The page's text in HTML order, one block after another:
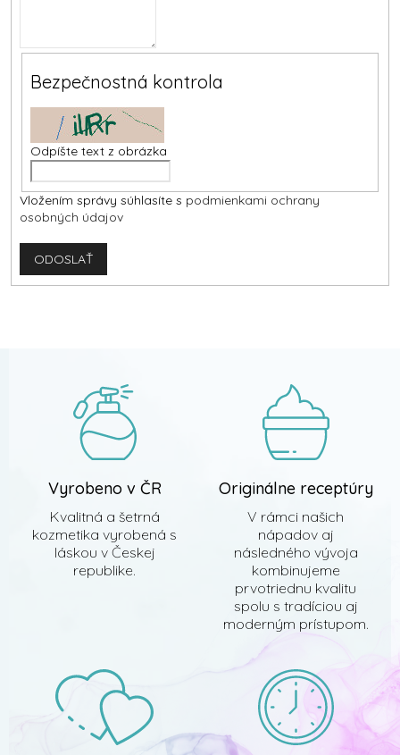
Bezpečnostná kontrola
Odpíšte text z obrázka
Vložením správy súhlasíte s podmienkami ochrany
osobných údajov
ODOSLAŤ
Vyrobeno v ČR
Kvalitná a šetrná
kozmetika vyrobená s
láskou v Českej
republike.
Originálne receptúry
V rámci našich
nápadov aj
následného vývoja
kombinujeme
prvotriednu kvalitu
spolu s tradíciou aj
moderným prístupom.